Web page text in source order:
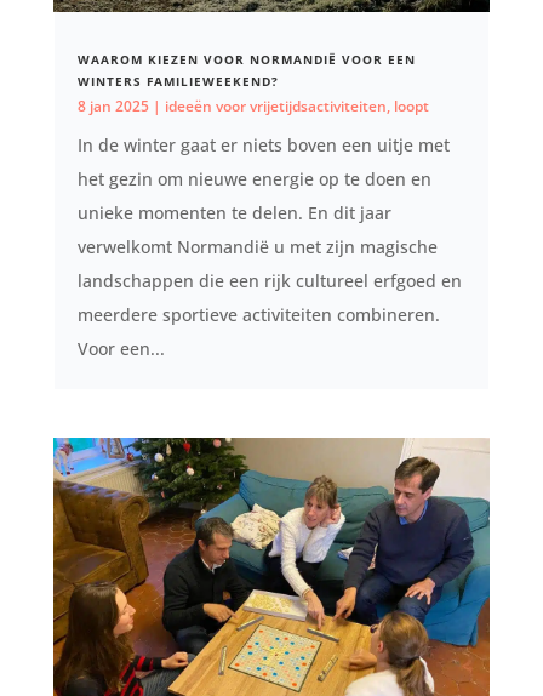
WAAROM KIEZEN VOOR NORMANDIË VOOR EEN
WINTERS FAMILIEWEEKEND?
8 jan 2025| ideeën voor vrijetijdsactiviteiten, loopt
In de winter gaat er niets boven een uitje met
het gezin om nieuwe energie op te doen en
unieke momenten te delen. En dit jaar
verwelkomt Normandië u met zijn magische
landschappen die een rijk cultureel erfgoed en
meerdere sportieve activiteiten combineren.
Voor een...